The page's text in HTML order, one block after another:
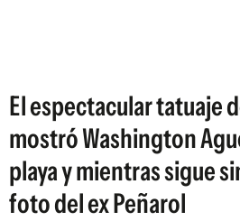
El espectacular tatuaje
mostró Washington
playa y mientras sigue
foto del ex Peñarol